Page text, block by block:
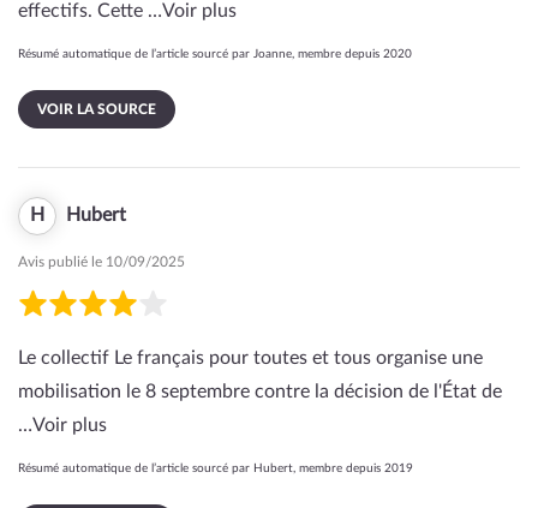
effectifs. Cette …Voir plus
Résumé automatique de l’article sourcé par Joanne, membre depuis 2020
VOIR LA SOURCE
H Hubert
Avis publié le 10/09/2025
Le collectif Le français pour toutes et tous organise une
mobilisation le 8 septembre contre la décision de l'État de
…Voir plus
Résumé automatique de l’article sourcé par Hubert, membre depuis 2019